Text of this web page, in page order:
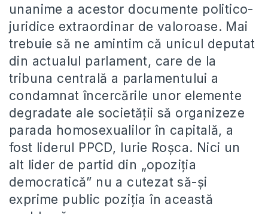
unanime a acestor documente politico-
juridice extraordinar de valoroase. Mai
trebuie să ne amintim că unicul deputat
din actualul parlament, care de la
tribuna centrală a parlamentului a
condamnat încercările unor elemente
degradate ale societăţii să organizeze
parada homosexualilor în capitală, a
fost liderul PPCD, Iurie Roşca. Nici un
alt lider de partid din „opoziţia
democratică” nu a cutezat să-şi
exprime public poziţia în această